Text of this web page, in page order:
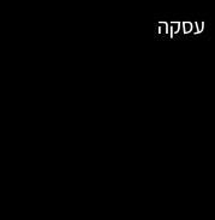
עסקה